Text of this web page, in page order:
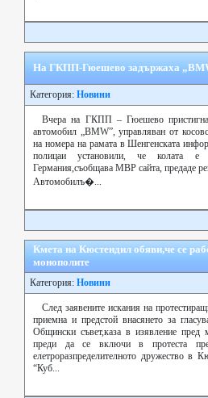
На ГКПП-Гюешево задържаха
Категория: Новини
Вчера на ГКПП – Гюешево
автомобил „BMW”, управляван от
на номера на рамата в Шенгенската
полицаи установили, че колата
Германия,съобщава МВР сайта, предаде
Автомобилъ�...
Кмета на Кюстендил обяви,че се
монополите
Категория: Новини
След заявените искания на
приемна и предстой внасянето за
Общински съвет,каза в изявление пред
преди да се включи в протеста
елетроразпределителното дружество в
“Куб...